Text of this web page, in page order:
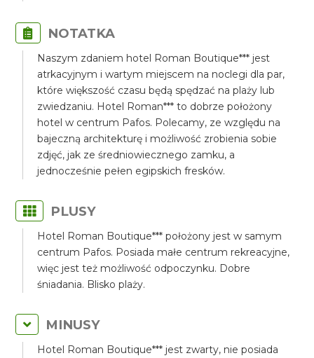
NOTATKA
Naszym zdaniem hotel Roman Boutique*** jest
atrkacyjnym i wartym miejscem na noclegi dla par,
które większość czasu będą spędzać na plaży lub
zwiedzaniu. Hotel Roman*** to dobrze położony
hotel w centrum Pafos. Polecamy, ze względu na
bajeczną architekturę i możliwość zrobienia sobie
zdjęć, jak ze średniowiecznego zamku, a
jednocześnie pełen egipskich fresków.
PLUSY
Hotel Roman Boutique*** położony jest w samym
centrum Pafos. Posiada małe centrum rekreacyjne,
więc jest też możliwość odpoczynku. Dobre
śniadania. Blisko plaży.
MINUSY
Hotel Roman Boutique*** jest zwarty, nie posiada